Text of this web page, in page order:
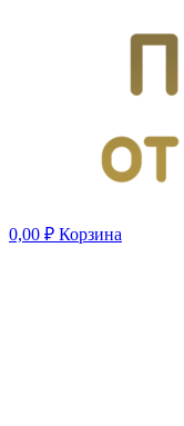
0,00 ₽ Корзина